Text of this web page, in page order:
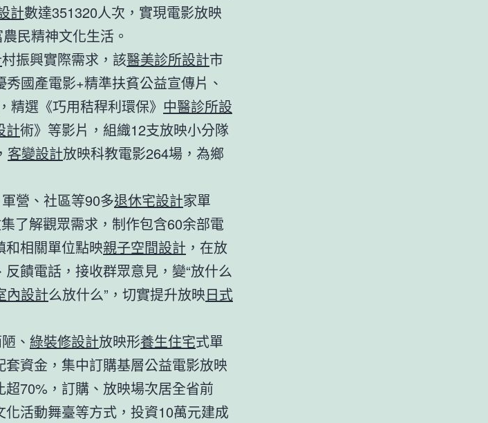
計數達351320人次，實現電影放映
民精神文化生活。
村振興實際需求，該醫美診所設計市
秀國產電影+精準扶貧公益宣傳片、
精選《巧用秸稈利環保》 中醫診所設
計術》等影片，組織12支放映小分隊
客變設計放映科教電影264場，為鄉
營、社區等90多退休宅設計家單
了解觀眾需求，制作包含60余部電
和相關單位點映親子空間設計 ，在放
饋電話，接收群眾意見，變“放什么
內設計么放什么”，切實提升放映日式
、 綠裝修設計放映形養生住宅式單
套資金，集中訂購基層公益電影放映
70%，訂購、放映場次居全省前
活動舞臺等方式，投資10萬元建成